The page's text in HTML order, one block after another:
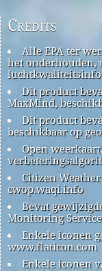
Credits
Alle EPA ter
het onderhouden,
Dit product
MaxMind,
Dit product
beschikbaar op
Open
Citizen
cwop.waqi.info
Bevat
Monitoring
Enkele iconen
www.flaticon.com
Enkele iconen